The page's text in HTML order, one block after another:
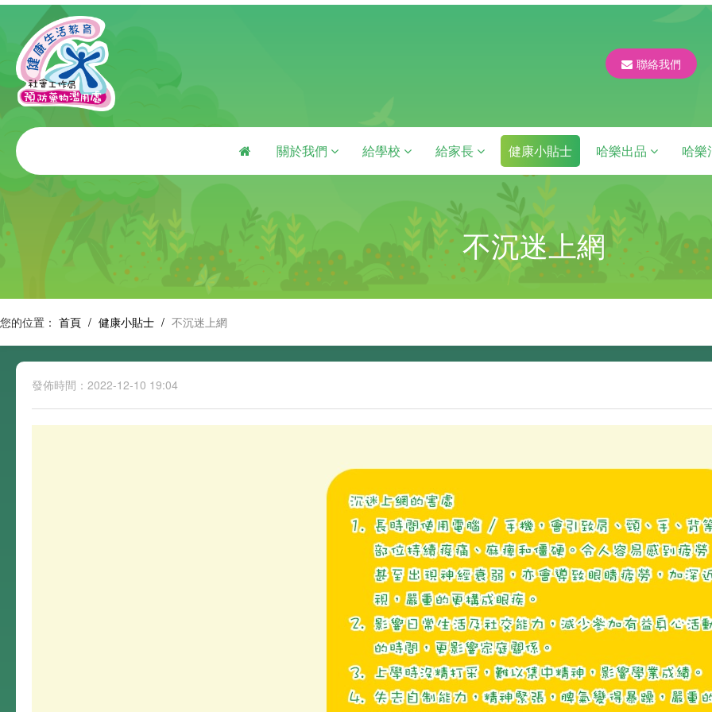
聯絡我們
關於我們 給學校 給家長 健康小貼士 哈樂出品 哈
不沉迷上網
您的位置： 首頁 / 健康小貼士 / 不沉迷上網
發佈時間：2022-12-10 19:04